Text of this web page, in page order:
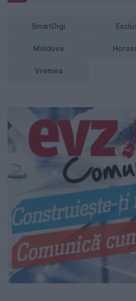
SmartDigi
Moldova
Vremea